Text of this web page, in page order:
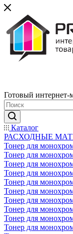
Готовый интернет-
Каталог
РАСХОДНЫЕ
Тонер для
Тонер для
Тонер для
Тонер для
Тонер для
Тонер для
Тонер для
Тонер для
Тонер для
Тонер для